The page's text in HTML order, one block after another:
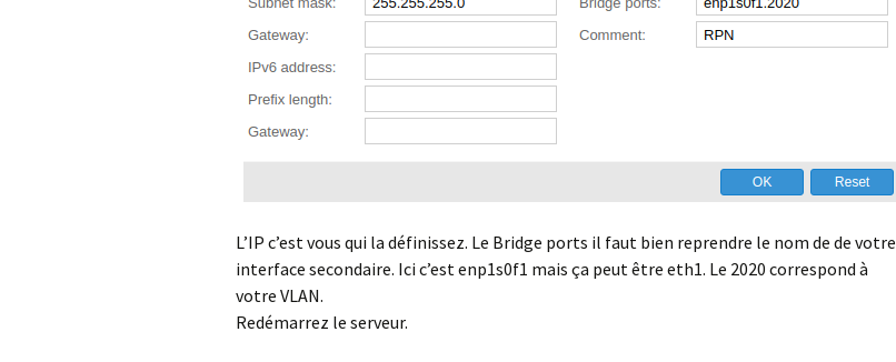
L’IP c’est vous qui la définissez. Le Bridge ports il faut bien reprendre le nom de de votre
interface secondaire. Ici c’est enp1s0f1 mais ça peut être eth1. Le 2020 correspond à
votre VLAN.
Redémarrez le serveur.